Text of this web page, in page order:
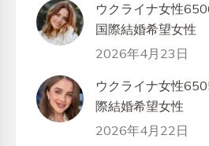
ウクライナ女性
国際結婚希望女性
2026年4月23日
ウクライナ女性
際結婚希望女性
2026年4月22日